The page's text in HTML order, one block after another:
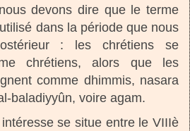
devons dire que le terme
dans la période que nous
: les chrétiens se
chrétiens, alors que les
comme dhimmis, nasara
baladiyyûn, voire agam.
se situe entre le VIIIè